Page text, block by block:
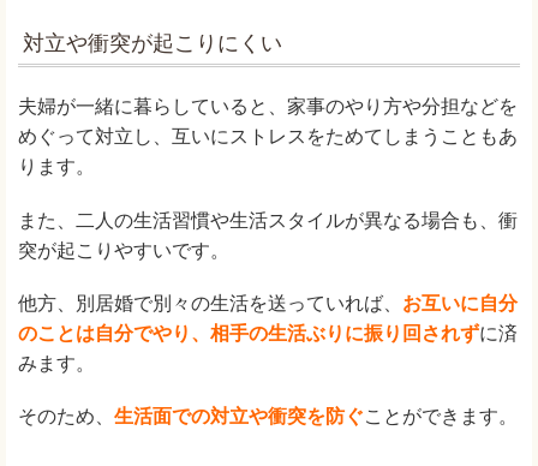
対立や衝突が起こりにくい
夫婦が一緒に暮らしていると、家事のやり方や分担などを
めぐって対立し、互いにストレスをためてしまうこともあ
ります。
また、二人の生活習慣や生活スタイルが異なる場合も、衝
突が起こりやすいです。
他方、別居婚で別々の生活を送っていれば、 お互いに自分
のことは自分でやり、相手の生活ぶりに振り回されずに済
みます。
そのため、 生活面での対立や衝突を防ぐことができます。